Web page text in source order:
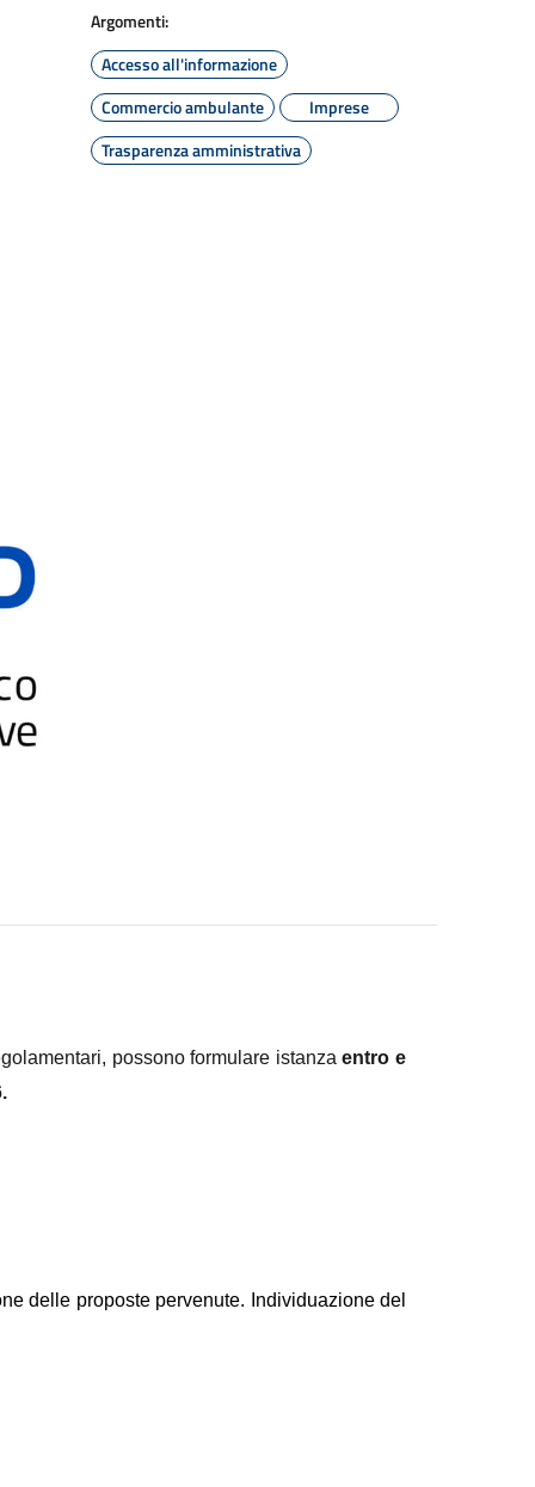
Argomenti:
Accesso all'informazione
Commercio ambulante
Imprese
Trasparenza amministrativa
possono formulare istanzaentro e
delle proposte pervenute. Individuazione del